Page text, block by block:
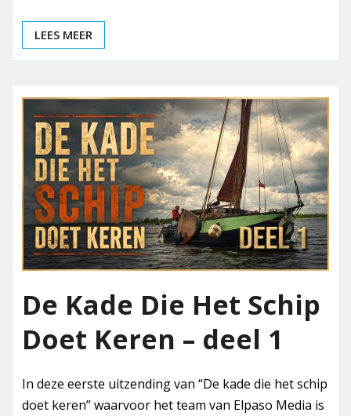
LEES MEER
De Kade Die Het Schip
Doet Keren – deel 1
In deze eerste uitzending van “De kade die het schip
doet keren” waarvoor het team van Elpaso Media is